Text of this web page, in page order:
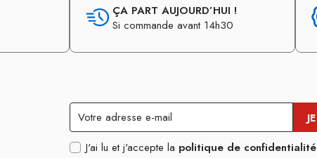
ÇA PART AUJOURD’HUI !
Si commande avant 14h30
J'ai lu et j'accepte la politique de confidentialité